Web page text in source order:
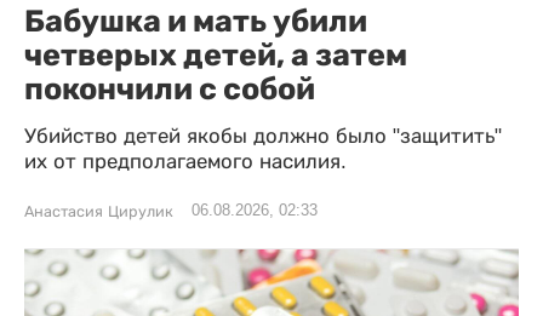
Бабушка и мать убили
четверых детей, а затем
покончили с собой
Убийство детей якобы должно было "защитить"
их от предполагаемого насилия.
Анастасия Цирулик 06.08.2026, 02:33